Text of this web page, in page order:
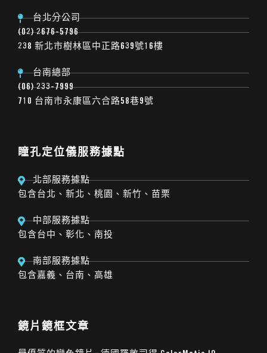
台北分公司
(02) 2676-5796
238 新北市樹林區中正路639號16樓
台南總部
(06) 233-7999
710 台南市永康區六合路58巷9號
瞳孔定位儀服務據點
北部服務據點
包含台北、新北、桃園、新竹、苗栗
中部服務據點
包含台中、彰化、南投
南部服務據點
包含嘉義、台南、高雄
鏡片鏡框文章